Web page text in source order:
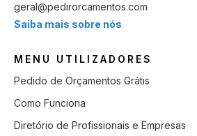
geral@pedirorcamentos.com
Saiba mais sobre nós
MENU UTILIZADORES
Pedido de Orçamentos Grátis
Como Funciona
Diretório de Profissionais e Empresas